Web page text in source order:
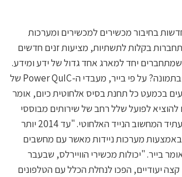
בחיבור מכשירים למכשירים ומערכות
בקלות לתשתיות, מציעות זנים חדשים
שמתחברים יחד למארג אחד גדול של ידע ומידע.
וחלקה של פריסקייל בתמונה? על פי בייר, מעבדי ה-Power QuIC של
בכמעט כל תחנת בסיס אלחוטית כיום, אומר
להוציא לפועל שלל רחב של שירותים מבוססי
ענן ואינטרנט, שהם עתיד המחשוב הנייד האלחוטי. "עד 2014 יותר
מערכות ניידות מאשר עם מחשבים
בייר. "יכולות מכשירי הוויירלס, שבעבר
יעודיים, הפכו לנחלת הכלל עם הטלפונים